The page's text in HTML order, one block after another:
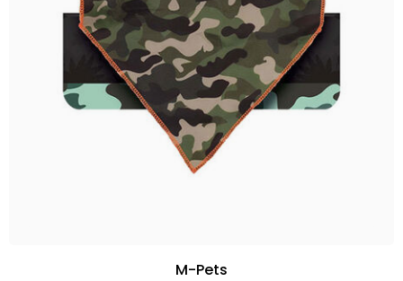
M-Pets